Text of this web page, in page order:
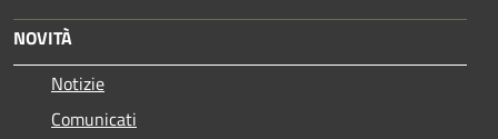
NOVITÀ
Notizie
Comunicati